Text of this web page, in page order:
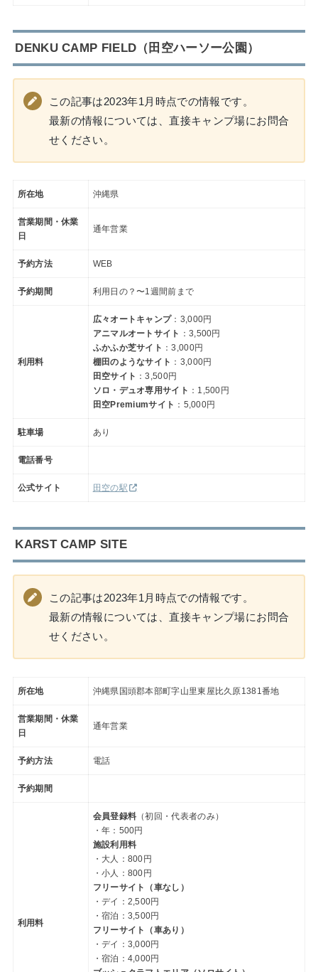
DENKU CAMP FIELD（田空ハーソー公園）
この記事は2023年1月時点での情報です。
最新の情報については、直接キャンプ場にお問合
せください。
所在地 沖縄県
営業期間・休業
日
通年営業
予約方法 WEB
予約期間 利用日の？〜1週間前まで
利用料
広々オートキャンプ：3,000円
アニマルオートサイト
：3,500円
ふかふか芝サイト ：3,000円
棚田のようなサイト ：3,000円
田空サイト ：3,500円
ソロ・デュオ専用サイト ：1,500円
田空Premiumサイト ：5,000円
駐車場 あり
電話番号
公式サイト 田空の駅
KARST CAMP SITE
この記事は2023年1月時点での情報です。
最新の情報については、直接キャンプ場にお問合
せください。
所在地 沖縄県国頭郡本部町字山里東屋比久原1381番地
営業期間・休業
日
通年営業
予約方法 電話
予約期間
利用料
会員登録料 （初回・代表者のみ）
・年：500円
施設利用料
・大人：800円
・小人：800円
フリーサイト（車なし）
・デイ：2,500円
・宿泊：3,500円
フリーサイト（車あり）
・デイ：3,000円
・宿泊：4,000円